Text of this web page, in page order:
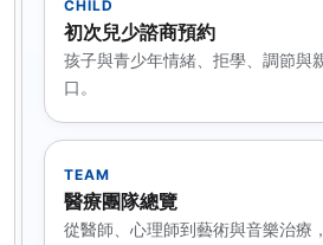
CHILD
初次兒少諮商預約
孩子與青少年情緒、拒學、調節與
口。
TEAM
醫療團隊總覽
從醫師、心理師到藝術與音樂治療